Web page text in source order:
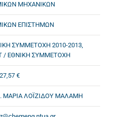
ΜΗΧΑΝΙΚΩΝ
ΕΠΙΣΤΗΜΩΝ
ΣΥΜΜΕΤΟΧΗ 2010-2013,
/ ΕΘΝΙΚΗ ΣΥΜΜΕΤΟΧΗ
€
ΜΑΡΙΑ ΛΟΪΖΙΔΟΥ ΜΑΛΑΜΗ